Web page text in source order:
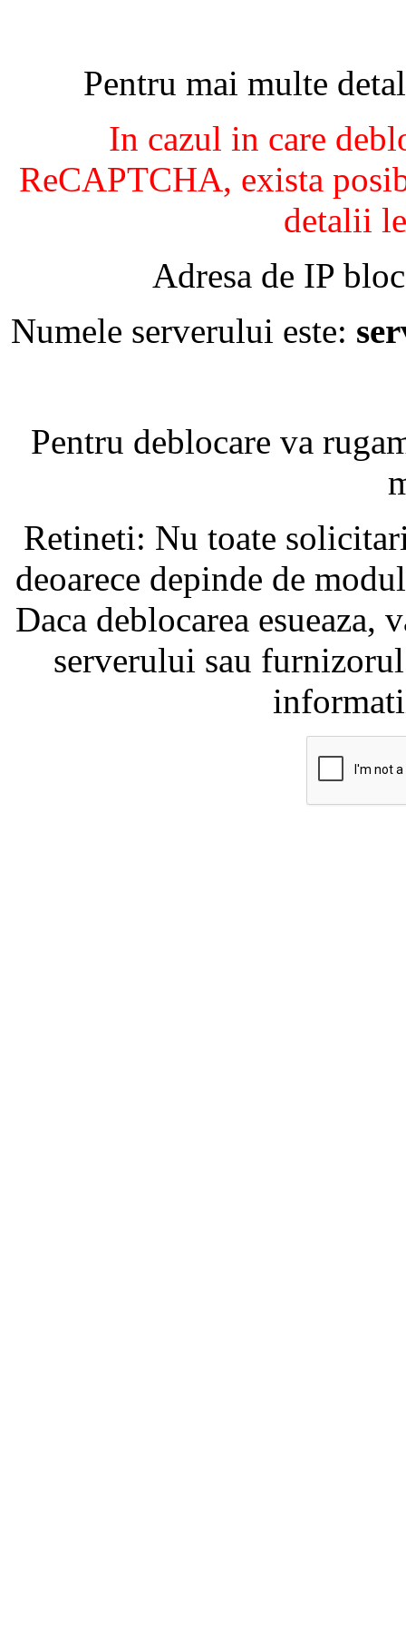
Pentru mai multe
In cazul in care
ReCAPTCHA, exista
detalii
Adresa de IP
Numele serverului este:
Pentru deblocare va
Retineti: Nu toate
deoarece depinde de
Daca deblocarea
serverului sau